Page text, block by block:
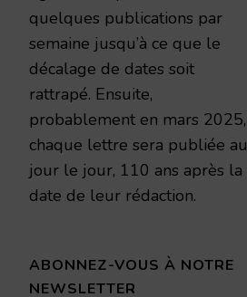
quelques publications par
semaine jusqu’à ce que le
décalage de dates soit
rattrapé. Ensuite,
probablement en mars 2025,
chaque lettre sera publiée au
jour le jour, 110 ans après la
date de leur rédaction.
ABONNEZ-VOUS À NOTRE
NEWSLETTER